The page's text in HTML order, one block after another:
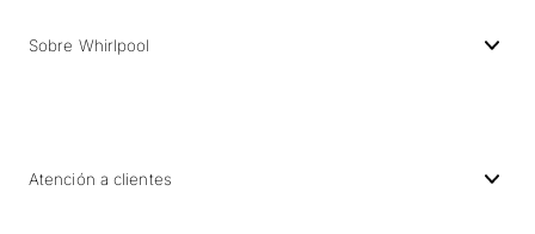
Sobre Whirlpool
Atención a clientes